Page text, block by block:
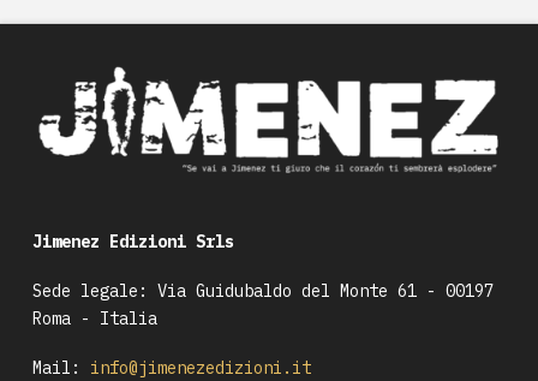
Jimenez Edizioni Srls
Sede legale: Via Guidubaldo del Monte 61 - 00197
Roma - Italia
Mail:
info@jimenezedizioni.it